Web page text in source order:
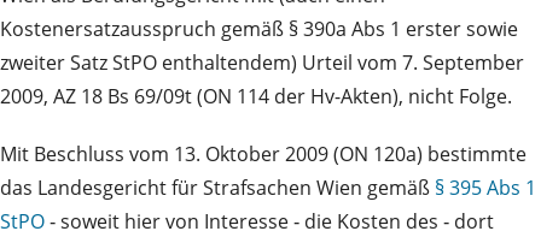
Kostenersatzausspruch gemäß § 390a Abs 1 erster sowie
zweiter Satz StPO enthaltendem) Urteil vom 7. September
2009, AZ 18 Bs 69/09t (ON 114 der Hv-Akten), nicht Folge.
Mit Beschluss vom 13. Oktober 2009 (ON 120a) bestimmte
das Landesgericht für Strafsachen Wien gemäß § 395 Abs 1
StPO‑ soweit hier von Interesse ‑ die Kosten des ‑ dort